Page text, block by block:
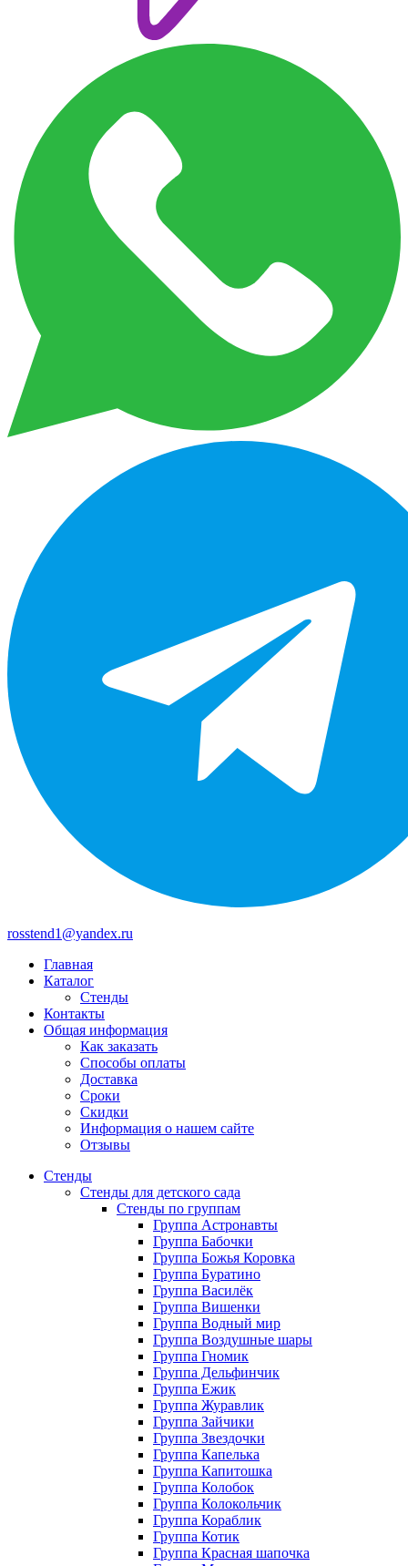
rosstend1@yandex.ru
Главная
Каталог
Стенды
Контакты
Общая информация
Как заказать
Способы оплаты
Доставка
Сроки
Скидки
Информация о нашем сайте
Отзывы
Стенды
Стенды для детского сада
Стенды по группам
Группа Астронавты
Группа Бабочки
Группа Божья Коровка
Группа Буратино
Группа Василёк
Группа Вишенки
Группа Водный мир
Группа Воздушные шары
Группа Гномик
Группа Дельфинчик
Группа Ежик
Группа Журавлик
Группа Зайчики
Группа Звездочки
Группа Капелька
Группа Капитошка
Группа Колобок
Группа Колокольчик
Группа Кораблик
Группа Котик
Группа Красная шапочка